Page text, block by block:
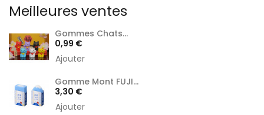
Meilleures ventes
Gommes Chats...
Prix
0,99 €
Ajouter
Gomme Mont FUJI...
Prix
3,30 €
Ajouter